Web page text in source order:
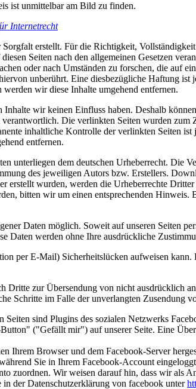
ist unmittelbar am Bild zu finden.
Internetrecht
erstellt. Für die Richtigkeit,
Seiten nach den allgemeinen Gesetzen
oder nach Umständen zu forschen, die auf
unberührt. Eine diesbezügliche Haftung
wir diese Inhalte umgehend entfernen.
wir keinen Einfluss haben. Deshalb
Die verlinkten Seiten wurden
inhaltliche Kontrolle der verlinkten Seiten
entfernen.
unterliegen dem deutschen Urheberrecht. Die
des jeweiligen Autors bzw. Erstellers.
wurden, werden die Urheberrechte
bitten wir um einen entsprechenden
Daten möglich. Soweit auf unseren Seiten
Daten werden ohne Ihre ausdrückliche
per E-Mail) Sicherheitslücken aufweisen
zur Übersendung von nicht ausdrücklich
Schritte im Falle der unverlangten Zusendung
Seiten sind Plugins des sozialen Netzwerks
("Gefällt mir") auf unserer Seite. Eine
Ihrem Browser und dem Facebook-Server
Sie in Ihrem Facebook-Account
zuordnen. Wir weisen darauf hin, dass wir als
der Datenschutzerklärung von facebook unter